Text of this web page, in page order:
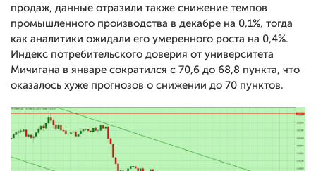
продаж, данные отразили также снижение темпов
промышленного производства в декабре на 0,1%, тогда
как аналитики ожидали его умеренного роста на 0,4%.
Индекс потребительского доверия от университета
Мичигана в январе сократился с 70,6 до 68,8 пункта, что
оказалось хуже прогнозов о снижении до 70 пунктов.